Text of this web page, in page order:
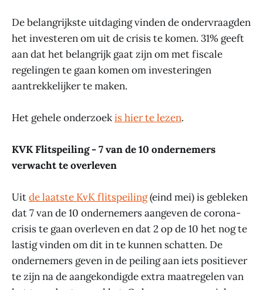
De belangrijkste uitdaging vinden de ondervraagden
het investeren om uit de crisis te komen. 31% geeft
aan dat het belangrijk gaat zijn om met fiscale
regelingen te gaan komen om investeringen
aantrekkelijker te maken.
Het gehele onderzoekis hier te lezen.
KVK Flitspeiling - 7 van de 10 ondernemers
verwacht te overleven
Uitde laatste KvK flitspeiling(eind mei) is gebleken
dat 7 van de 10 ondernemers aangeven de corona-
crisis te gaan overleven en dat 2 op de 10 het nog te
lastig vinden om dit in te kunnen schatten. De
ondernemers geven in de peiling aan iets positiever
te zijn na de aangekondigde extra maatregelen van